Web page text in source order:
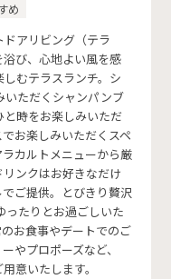
め
アリビング（テラ
び、心地よい風を感
むテラスランチ。シ
いただくシャンパンブ
時をお楽しみいただ
お楽しみいただくスペ
カルトメニューから厳
ンクはお好きなだけ
ご提供。とびきり贅沢
ったりとお過ごしいた
お食事やデートでのご
やプロポーズなど、
意いたします。